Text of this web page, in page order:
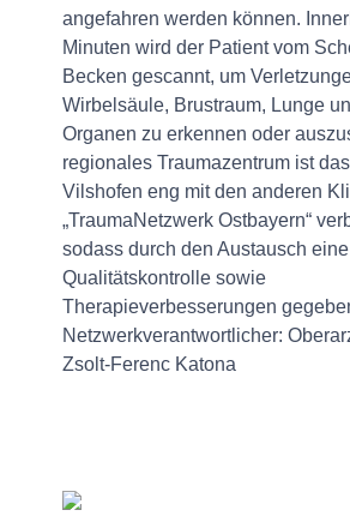
angefahren werden können.
Minuten wird der Patient vom
Becken gescannt, um
Wirbelsäule, Brustraum, Lunge
Organen zu erkennen oder
regionales Traumazentrum ist
Vilshofen eng mit den anderen
„TraumaNetzwerk Ostbayern“
sodass durch den Austausch
Qualitätskontrolle sowie
Therapieverbesserungen
Netzwerkverantwortlicher:
Zsolt-Ferenc Katona